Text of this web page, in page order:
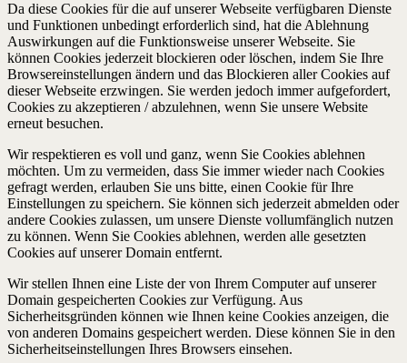
Da diese Cookies für die auf unserer Webseite verfügbaren Dienste
und Funktionen unbedingt erforderlich sind, hat die Ablehnung
Auswirkungen auf die Funktionsweise unserer Webseite. Sie
können Cookies jederzeit blockieren oder löschen, indem Sie Ihre
Browsereinstellungen ändern und das Blockieren aller Cookies auf
dieser Webseite erzwingen. Sie werden jedoch immer aufgefordert,
Cookies zu akzeptieren / abzulehnen, wenn Sie unsere Website
erneut besuchen.
Wir respektieren es voll und ganz, wenn Sie Cookies ablehnen
möchten. Um zu vermeiden, dass Sie immer wieder nach Cookies
gefragt werden, erlauben Sie uns bitte, einen Cookie für Ihre
Einstellungen zu speichern. Sie können sich jederzeit abmelden oder
andere Cookies zulassen, um unsere Dienste vollumfänglich nutzen
zu können. Wenn Sie Cookies ablehnen, werden alle gesetzten
Cookies auf unserer Domain entfernt.
Wir stellen Ihnen eine Liste der von Ihrem Computer auf unserer
Domain gespeicherten Cookies zur Verfügung. Aus
Sicherheitsgründen können wie Ihnen keine Cookies anzeigen, die
von anderen Domains gespeichert werden. Diese können Sie in den
Sicherheitseinstellungen Ihres Browsers einsehen.